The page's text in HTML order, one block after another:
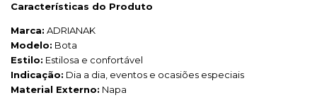
Características do Produto
Marca: ADRIANAK
Modelo: Bota
Estilo: Estilosa e confortável
Indicação: Dia a dia, eventos e ocasiões especiais
Material Externo: Napa